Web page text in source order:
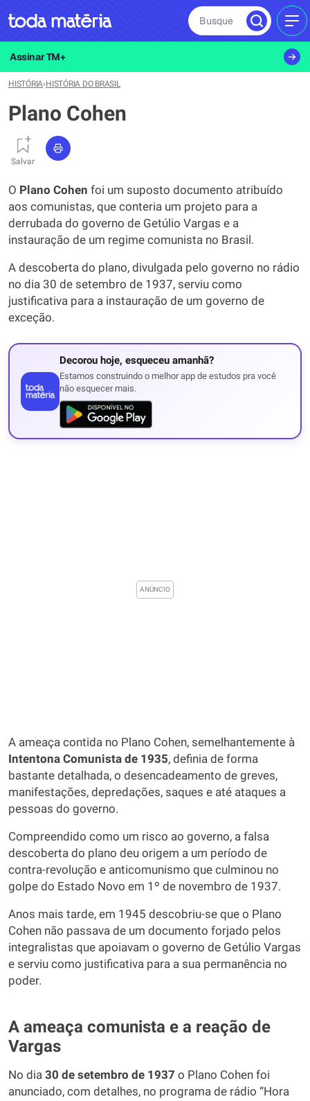
Busque
Assinar TM+
HISTÓRIA›HISTÓRIA DO BRASIL
Plano Cohen
Salvar
O Plano Cohen foi um suposto documento atribuído
aos comunistas, que conteria um projeto para a
derrubada do governo de Getúlio Vargas e a
instauração de um regime comunista no Brasil.
A descoberta do plano, divulgada pelo governo no rádio
no dia 30 de setembro de 1937, serviu como
justificativa para a instauração de um governo de
exceção.
Decorou hoje, esqueceu amanhã?
Estamos construindo o melhor app de estudos pra você
não esquecer mais.
A ameaça contida no Plano Cohen, semelhantemente à
Intentona Comunista de 1935, definia de forma
bastante detalhada, o desencadeamento de greves,
manifestações, depredações, saques e até ataques a
pessoas do governo.
Compreendido como um risco ao governo, a falsa
descoberta do plano deu origem a um período de
contra-revolução e anticomunismo que culminou no
golpe do Estado Novo em 1º de novembro de 1937.
Anos mais tarde, em 1945 descobriu-se que o Plano
Cohen não passava de um documento forjado pelos
integralistas que apoiavam o governo de Getúlio Vargas
e serviu como justificativa para a sua permanência no
poder.
A ameaça comunista e a reação de
Vargas
No dia 30 de setembro de 1937 o Plano Cohen foi
anunciado, com detalhes, no programa de rádio “Hora